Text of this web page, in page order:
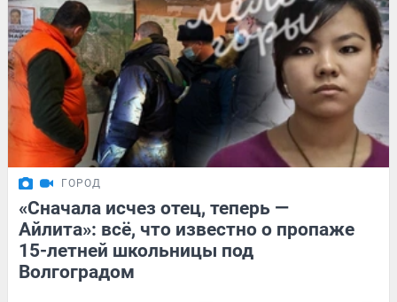
ГОРОД
«Сначала исчез отец, теперь —
Айлита»: всё, что известно о пропаже
15-летней школьницы под
Волгоградом